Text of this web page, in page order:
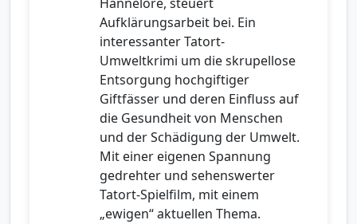
Aufklärungsarbeit bei. Ein
interessanter Tatort-
Umweltkrimi um die skrupellose
Entsorgung hochgiftiger
Giftfässer und deren Einfluss auf
die Gesundheit von Menschen
und der Schädigung der Umwelt.
Mit einer eigenen Spannung
gedrehter und sehenswerter
Tatort-Spielfilm, mit einem
„ewigen“ aktuellen Thema.